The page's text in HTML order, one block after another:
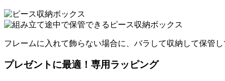
フレームに入れて飾らない場合に、バラして収納して保管し
プレゼントに最適！専用ラッピング